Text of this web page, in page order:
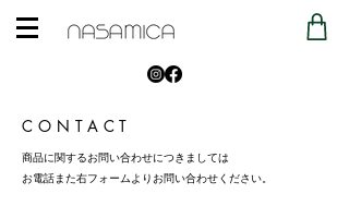
CONTACT
商品に関するお問い合わせにつきましては
お電話また右フォームよりお問い合わせください。